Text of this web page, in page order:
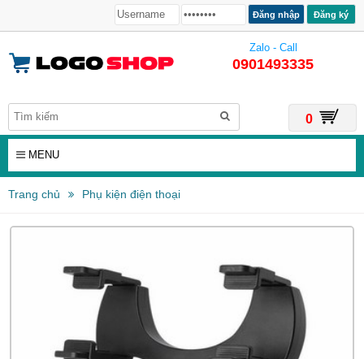
Đăng ký
Zalo - Call
0901493335
0
MENU
Trang chủ Phụ kiện điện thoại